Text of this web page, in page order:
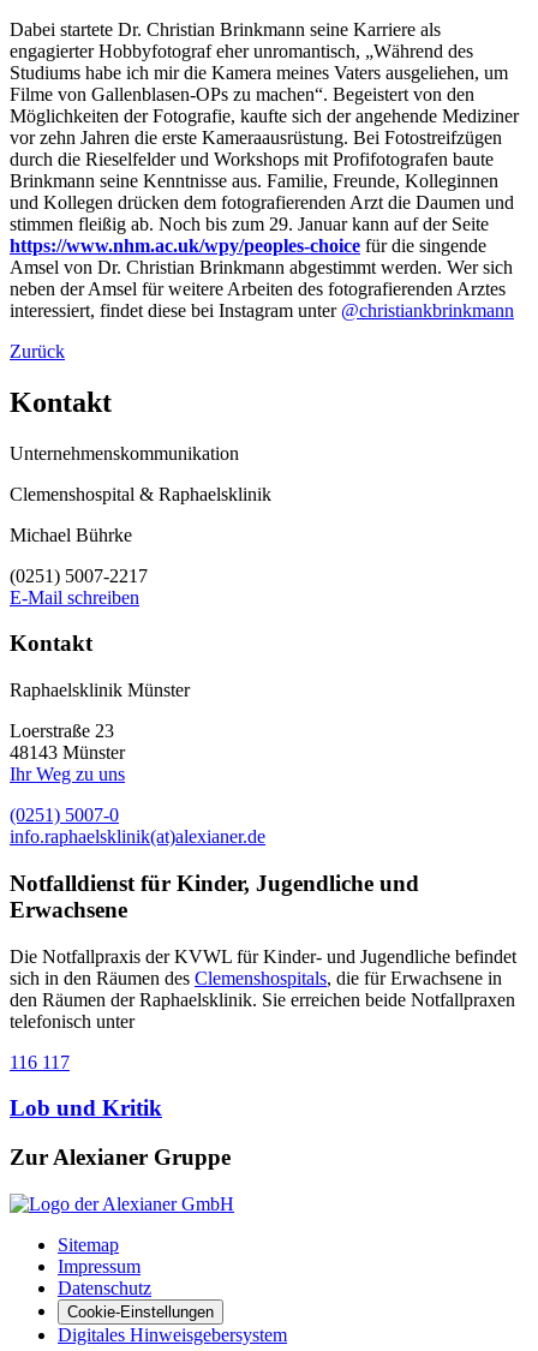
Dabei startete Dr. Christian Brinkmann seine Karriere als
engagierter Hobbyfotograf eher unromantisch, „Während des
Studiums habe ich mir die Kamera meines Vaters ausgeliehen, um
Filme von Gallenblasen-OPs zu machen“. Begeistert von den
Möglichkeiten der Fotografie, kaufte sich der angehende Mediziner
vor zehn Jahren die erste Kameraausrüstung. Bei Fotostreifzügen
durch die Rieselfelder und Workshops mit Profifotografen baute
Brinkmann seine Kenntnisse aus. Familie, Freunde, Kolleginnen
und Kollegen drücken dem fotografierenden Arzt die Daumen und
stimmen fleißig ab. Noch bis zum 29. Januar kann auf der Seite
https://www.nhm.ac.uk/wpy/peoples-choice für die singende
Amsel von Dr. Christian Brinkmann abgestimmt werden. Wer sich
neben der Amsel für weitere Arbeiten des fotografierenden Arztes
interessiert, findet diese bei Instagram unter @christiankbrinkmann
Zurück
Kontakt
Unternehmenskommunikation
Clemenshospital & Raphaelsklinik
Michael Bührke
(0251) 5007-2217
E-Mail schreiben
Kontakt
Raphaelsklinik Münster
Loerstraße 23
48143 Münster
Ihr Weg zu uns
(0251) 5007-0
info.raphaelsklinik(at)alexianer.de
Notfalldienst für Kinder, Jugendliche und
Erwachsene
Die Notfallpraxis der KVWL für Kinder- und Jugendliche befindet
sich in den Räumen des Clemenshospitals, die für Erwachsene in
den Räumen der Raphaelsklinik. Sie erreichen beide Notfallpraxen
telefonisch unter
116 117
Lob und Kritik
Zur Alexianer Gruppe
Sitemap
Impressum
Datenschutz
Cookie-Einstellungen
Digitales Hinweisgebersystem